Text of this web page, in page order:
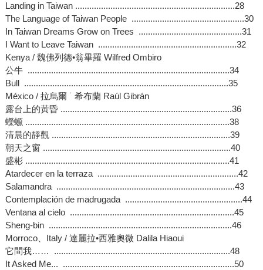
Landing in Taiwan ....................................................................28
The Language of Taiwan People ................................................30
In Taiwan Dreams Grow on Trees ............................................31
I Want to Leave Taiwan ...........................................................32
Kenya / 魏佛列德•翁畢羅 Wilfred Ombiro
公牛 ......................................................................................34
Bull .......................................................................................35
México / 拉烏爾 ˙ 希布蘭 Raúl Gibrán
露台上的黃昏 .........................................................................36
蠑螈 .......................................................................................38
清晨的靜觀 ............................................................................39
朝天之窗 ................................................................................40
盛彬 .......................................................................................41
Atardecer en la terraza ............................................................42
Salamandra ............................................................................43
Contemplación de madrugada ..................................................44
Ventana al cielo ......................................................................45
Sheng-bin ..............................................................................46
Morroco、Italy / 達麗拉•西雅奧微 Dalila Hiaoui
它問我…… ...........................................................................48
It Asked Me... .........................................................................50